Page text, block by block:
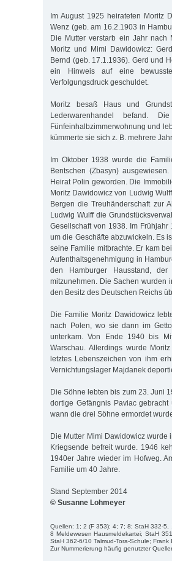
Im August 1925 heirateten Moritz
Wenz (geb. am 16.2.1903 in
Die Mutter verstarb ein Jahr nach
Moritz und Mimi Dawidowicz:
Bernd (geb. 17.1.1936). Gerd und
ein Hinweis auf eine
Verfolgungsdruck geschuldet.
Moritz besaß Haus und
Lederwarenhandel befand.
Fünfeinhalbzimmerwohnung und
kümmerte sie sich z. B. mehrere
Im Oktober 1938 wurde die
Bentschen (Zbasyn)
Heirat Polin geworden. Die
Moritz Dawidowicz von Ludwig
Bergen die Treuhänderschaft zur
Ludwig Wulff die
Gesellschaft von 1938. Im
um die Geschäfte abzuwickeln. Es
seine Familie mitbrachte. Er kam
Aufenthaltsgenehmigung in
den Hamburger Hausstand,
mitzunehmen. Die Sachen wurden
den Besitz des Deutschen Reichs
Die Familie Moritz Dawidowicz
nach Polen, wo sie dann im
unterkam. Von Ende 1940 bis
Warschau. Allerdings wurde
letztes Lebenszeichen von ihm
Vernichtungslager Majdanek
Die Söhne lebten bis zum 23. Juni
dortige Gefängnis Paviac
wann die drei Söhne ermordet
Die Mutter Mimi Dawidowicz
Kriegsende befreit wurde. 1946
1940er Jahre wieder im Hofweg.
Familie um 40 Jahre.
Stand September 2014
© Susanne Lohmeyer
Quellen: 1; 2 (F 353); 4; 7; 8; StaH 332-
8 Meldewesen Hausmeldekartei; StaH
StaH 362-6/10 Talmud-Tora-Schule;
Zur Nummerierung häufig genutzter